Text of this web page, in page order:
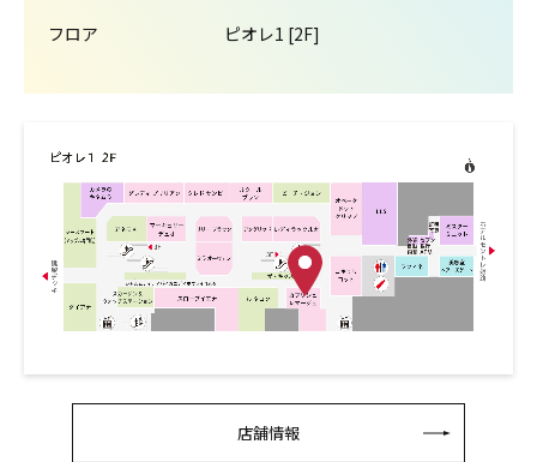
フロア ピオレ1 [2F]
店舗情報